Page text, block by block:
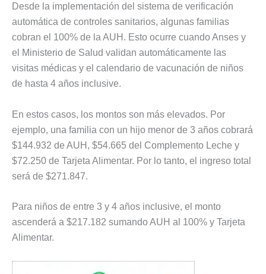
Desde la implementación del sistema de verificación
automática de controles sanitarios, algunas familias
cobran el 100% de la AUH. Esto ocurre cuando Anses y
el Ministerio de Salud validan automáticamente las
visitas médicas y el calendario de vacunación de niños
de hasta 4 años inclusive.
En estos casos, los montos son más elevados. Por
ejemplo, una familia con un hijo menor de 3 años cobrará
$144.932 de AUH, $54.665 del Complemento Leche y
$72.250 de Tarjeta Alimentar. Por lo tanto, el ingreso total
será de $271.847.
Para niños de entre 3 y 4 años inclusive, el monto
ascenderá a $217.182 sumando AUH al 100% y Tarjeta
Alimentar.